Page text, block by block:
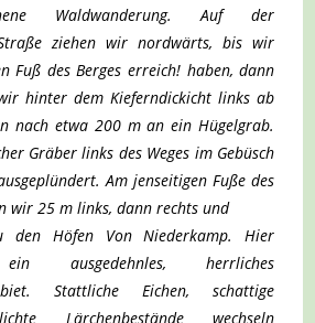
Waldwanderung. Auf der
ziehen wir nordwärts, bis wir
Fuß des Berges erreich! haben, dann
hinter dem Kieferndickicht links ab
nach etwa 200 m an ein Hügelgrab.
Gräber links des Weges im Gebüsch
Am jenseitigen Fuße des
wir 25 m links, dann rechts und
den Höfen Von Niederkamp.Hier
ausgedehnles, herrliches
Stattliche Eichen, schattige
Lärchenbestände wechseln